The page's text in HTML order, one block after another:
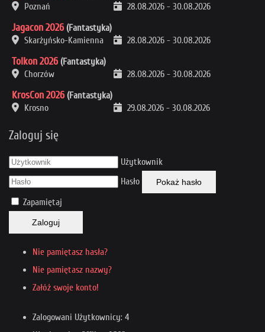
Poznań
28.08.2026 - 30.08.2026
Jagacon 2026 (Fantastyka)
Skarżyńsko-Kamienna
28.08.2026 - 30.08.2026
Tolkon 2026 (Fantastyka)
Chorzów
28.08.2026 - 30.08.2026
KrosCon 2026 (Fantastyka)
Krosno
29.08.2026 - 30.08.2026
Zaloguj się
Użytkownik
Hasło
Pokaż hasło
Zapamiętaj
Zaloguj
Nie pamiętasz hasła?
Nie pamiętasz nazwy?
Załóż swoje konto!
Zalogowani Użytkownicy: 4